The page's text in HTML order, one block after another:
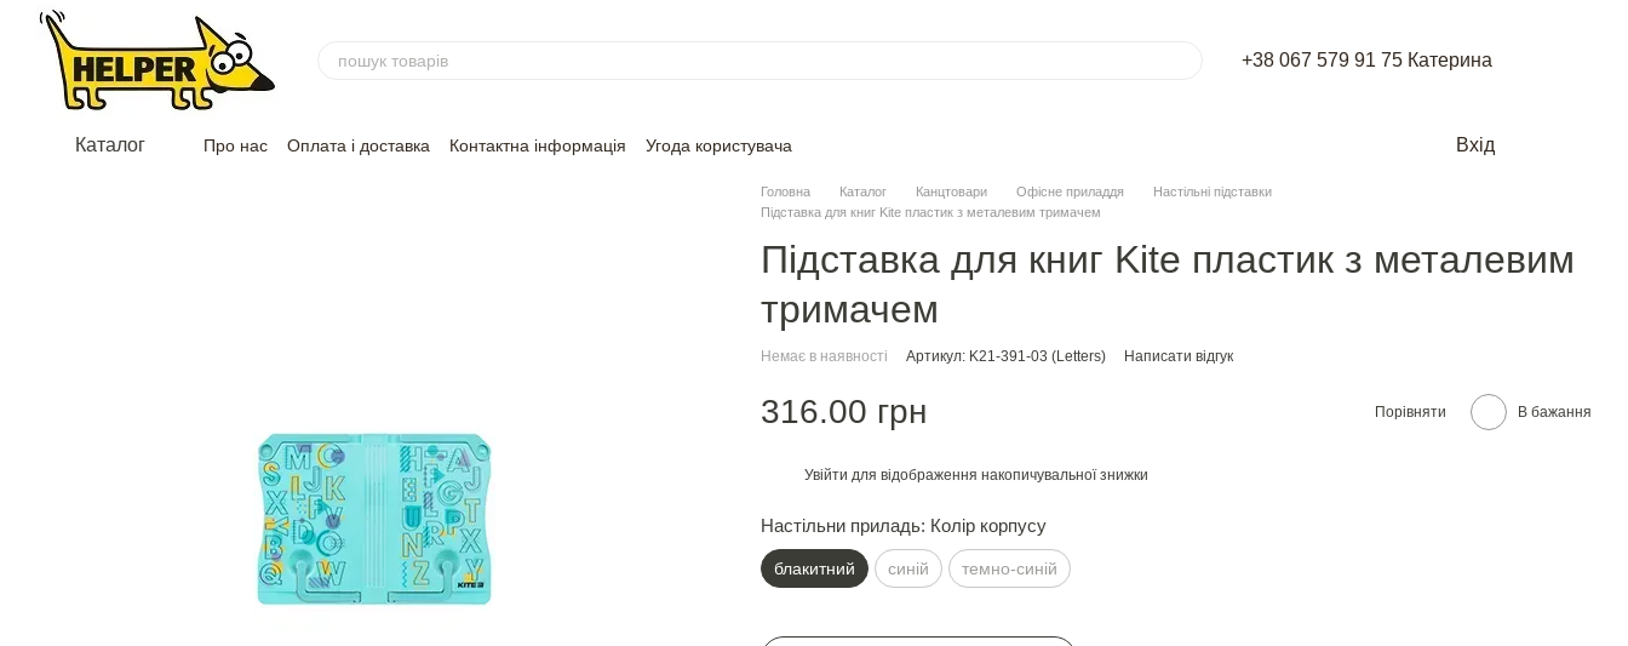
Перейти до основного контенту
+38 067 579 91 75 Катерина
Каталог Про нас Оплата і доставка Контактна інформація Угода користувача Вхід
Головна Каталог Канцтовари Офісне приладдя
Настільні підставки
Підставка для книг Kite пластик з металевим тримачем
Підставка для книг Kite пластик з металевим
тримачем
Немає в наявності Артикул: K21-391-03 (Letters) Написати відгук
316.00 грн Порівняти В бажання
Увійти для відображення накопичувальної знижки
Настільни приладь: Колір корпусу
блакитний синій темно-синій